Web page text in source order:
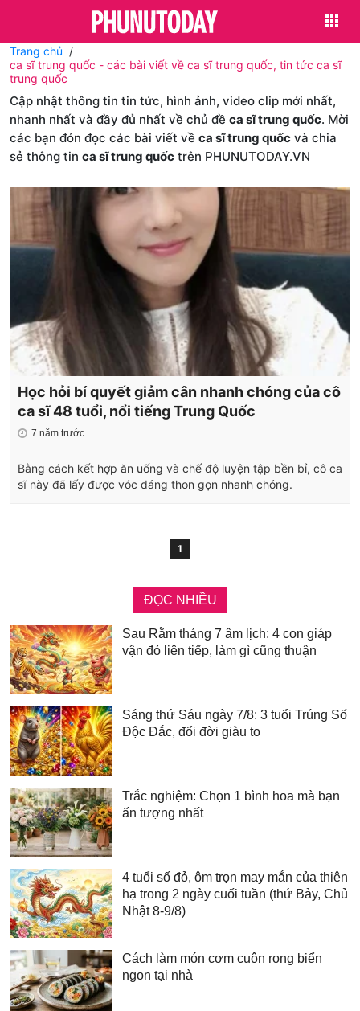
Trang chủ
ca sĩ trung quốc - các bài viết về ca sĩ trung quốc, tin tức ca sĩ
trung quốc
Cập nhật thông tin tin tức, hình ảnh, video clip mới nhất,
nhanh nhất và đầy đủ nhất về chủ đề ca sĩ trung quốc. Mời
các bạn đón đọc các bài viết về ca sĩ trung quốc và chia
sẻ thông tin ca sĩ trung quốc trên PHUNUTODAY.VN
Học hỏi bí quyết giảm cân nhanh chóng của cô
ca sĩ 48 tuổi, nổi tiếng Trung Quốc
7 năm trước
Bằng cách kết hợp ăn uống và chế độ luyện tập bền bỉ, cô ca
sĩ này đã lấy được vóc dáng thon gọn nhanh chóng.
1
ĐỌC NHIỀU
Sau Rằm tháng 7 âm lịch: 4 con giáp
vận đỏ liên tiếp, làm gì cũng thuận
Sáng thứ Sáu ngày 7/8: 3 tuổi Trúng Số
Độc Đắc, đổi đời giàu to
Trắc nghiệm: Chọn 1 bình hoa mà bạn
ấn tượng nhất
4 tuổi số đỏ, ôm trọn may mắn của thiên
hạ trong 2 ngày cuối tuần (thứ Bảy, Chủ
Nhật 8-9/8)
Cách làm món cơm cuộn rong biển
ngon tại nhà